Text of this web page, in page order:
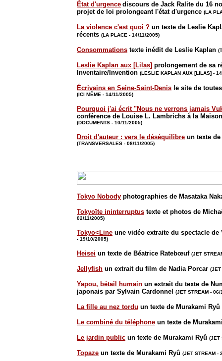
État d'urgence discours de Jack Ralite du 16
projet de loi prolongeant l'état d'urgence (LA
La violence c'est quoi ? un texte de Leslie
récents (LA PLACE - 14/11/2005)
Consommations texte inédit de Leslie Kaplan
Leslie Kaplan aux [Lilas] prolongement de sa
Inventaire/Invention (LESLIE KAPLAN AUX [LILAS] -
Écrivains en Seine-Saint-Denis le site de
(ICI MÊME - 14/11/2005)
Pourquoi j'ai écrit "Nous ne verrons jamais
conférence de Louise L. Lambrichs à la
(DOCUMENTS - 10/11/2005)
Droit d'auteur : vers le déséquilibre un texte
(TRANSVERSALES - 08/11/2005)
Tokyo Nobody photographies de Masataka
Tokyoïte ininterruptus texte et photos de
02/11/2005)
Tokyo<Line une vidéo extraite du spectacle
- 19/10/2005)
Heisei un texte de Béatrice Ratebœuf (JET
Jellyfish un extrait du film de Nadia Porcar (JET
Yapou, bétail humain un extrait du texte de
japonais par Sylvain Cardonnel
(JET STREAM -
La fille au nez tordu un texte de Murakami Ryû
Le combiné du téléphone un texte de
Le jardin public un texte de Murakami Ryû (JET
Topaze un texte de Murakami Ryû (JET STREAM -